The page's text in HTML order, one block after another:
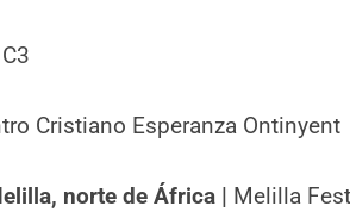
Cristiano Esperanza Ontinyent
norte de África | Melilla